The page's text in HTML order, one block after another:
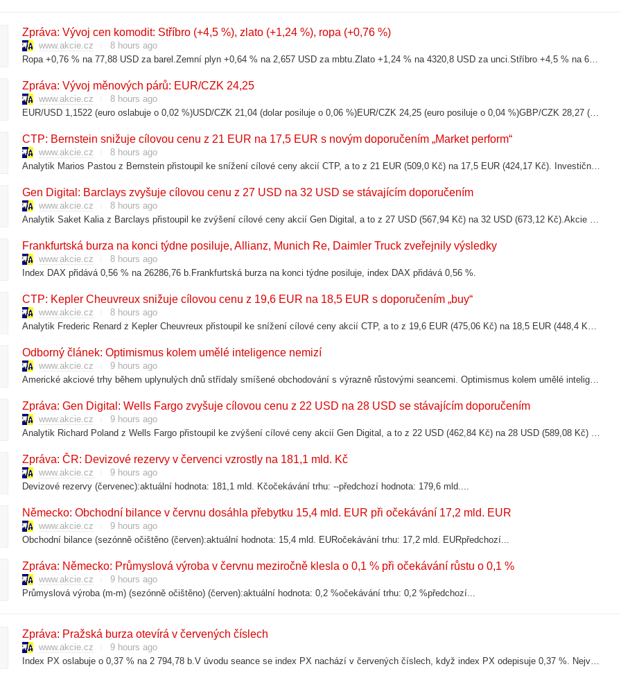
Zpráva: Vývoj cen komodit: Stříbro (+4,5 %), zlato (+1,24 %), ropa (+0,76 %)
www.akcie.cz
8 hours ago
Ropa +0,76 % na 77,88 USD za barel.Zemní plyn +0,64 % na 2,657 USD za mbtu.Zlato +1,24 % na 4320,8 USD za unci.Stříbro +4,5 % na 64,38 USD za unci.Měď...
Zpráva: Vývoj měnových párů: EUR/CZK 24,25
www.akcie.cz
8 hours ago
EUR/USD 1,1522 (euro oslabuje o 0,02 %)USD/CZK 21,04 (dolar posiluje o 0,06 %)EUR/CZK 24,25 (euro posiluje o 0,04 %)GBP/CZK 28,27 (libra oslabuje o 0,11 %)CHF/CZK 25,94 (frank posiluje o 0,22 %)PLN/CZK 5,6344 (zlotý posiluje o...
CTP: Bernstein snižuje cílovou cenu z 21 EUR na 17,5 EUR s novým doporučením „Market perform“
www.akcie.cz
8 hours ago
Analytik Marios Pastou z Bernstein přistoupil ke snížení cílové ceny akcií CTP, a to z 21 EUR (509,0 Kč) na 17,5 EUR (424,17 Kč). Investiční doporučení pozměnil z „Outperform“ na „Market perform“.Akcie CTP
Gen Digital: Barclays zvyšuje cílovou cenu z 27 USD na 32 USD se stávajícím doporučením
www.akcie.cz
8 hours ago
Analytik Saket Kalia z Barclays přistoupil ke zvýšení cílové ceny akcií Gen Digital, a to z 27 USD (567,94 Kč) na 32 USD (673,12 Kč).Akcie Gen Digital
Frankfurtská burza na konci týdne posiluje, Allianz, Munich Re, Daimler Truck zveřejnily výsledky
www.akcie.cz
8 hours ago
Index DAX přidává 0,56 % na 26286,76 b.Frankfurtská burza na konci týdne posiluje, index DAX přidává 0,56 %.
CTP: Kepler Cheuvreux snižuje cílovou cenu z 19,6 EUR na 18,5 EUR s doporučením „buy“
www.akcie.cz
8 hours ago
Analytik Frederic Renard z Kepler Cheuvreux přistoupil ke snížení cílové ceny akcií CTP, a to z 19,6 EUR (475,06 Kč) na 18,5 EUR (448,4 Kč) se stávajícím doporučením „buy“.Akcie CTP
Odborný článek: Optimismus kolem umělé inteligence nemizí
www.akcie.cz
9 hours ago
Americké akciové trhy během uplynulých dnů střídaly smíšené obchodování s výrazně růstovými seancemi. Optimismus kolem umělé inteligence nezmizel, investoři však začínají důsledněji rozlišovat mezi společnostmi, které dokážou...
Zpráva: Gen Digital: Wells Fargo zvyšuje cílovou cenu z 22 USD na 28 USD se stávajícím doporučením
www.akcie.cz
9 hours ago
Analytik Richard Poland z Wells Fargo přistoupil ke zvýšení cílové ceny akcií Gen Digital, a to z 22 USD (462,84 Kč) na 28 USD (589,08 Kč) při stávajícím doporučením na stupni „Equalweight“.Akcie Gen Digital
Zpráva: ČR: Devizové rezervy v červenci vzrostly na 181,1 mld. Kč
www.akcie.cz
9 hours ago
Devizové rezervy (červenec):aktuální hodnota: 181,1 mld. Kčočekávání trhu: --předchozí hodnota: 179,6 mld....
Německo: Obchodní bilance v červnu dosáhla přebytku 15,4 mld. EUR při očekávání 17,2 mld. EUR
www.akcie.cz
9 hours ago
Obchodní bilance (sezónně očištěno (červen):aktuální hodnota: 15,4 mld. EURočekávání trhu: 17,2 mld. EURpředchozí...
Zpráva: Německo: Průmyslová výroba v červnu meziročně klesla o 0,1 % při očekávání růstu o 0,1 %
www.akcie.cz
9 hours ago
Průmyslová výroba (m-m) (sezónně očištěno) (červen):aktuální hodnota: 0,2 %očekávání trhu: 0,2 %předchozí...
Zpráva: Pražská burza otevírá v červených číslech
www.akcie.cz
9 hours ago
Index PX oslabuje o 0,37 % na 2 794,78 b.V úvodu seance se index PX nachází v červených číslech, když index PX odepisuje 0,37 %. Největší pokles zaznamenávají akcie Erste (-1,61 %), VIG (-1,56 %) a ČEZ (-0,59...